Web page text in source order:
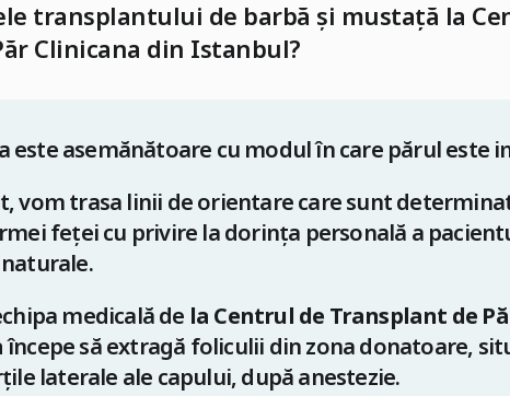
transplantului de barbă și mustață la
Clinicana din Istanbul?
este asemănătoare cu modul în care părul este
vom trasa linii de orientare care sunt
feței cu privire la dorința personală a
medicală de la Centrul de Transplant de
începe să extragă foliculii din zona donatoare,
laterale ale capului, după anestezie.